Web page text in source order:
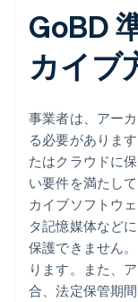
GoBD
カイブ
事業者は、アー
る必要がありま
たはクラウドに
い要件を満たし
カイブソフトウ
タ記憶媒体など
保護できません
ります。また、
合、法定保管期